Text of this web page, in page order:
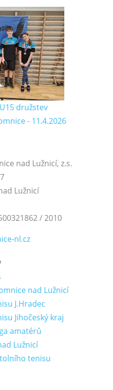
družstev
- 11.4.2026
nad Lužnicí, z.s.
Lužnicí
/ 2010
nl.cz
nad Lužnicí
J.Hradec
Jihočeský kraj
amatérů
Lužnicí
tenisu